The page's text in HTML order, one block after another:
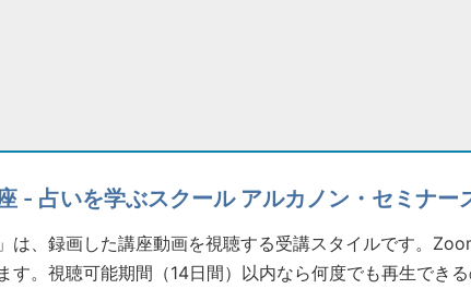
- 占いを学ぶスクール アルカノン・セミナー
は、録画した講座動画を視聴する受講スタイルです。
す。視聴可能期間（14日間）以内なら何度でも再生でき